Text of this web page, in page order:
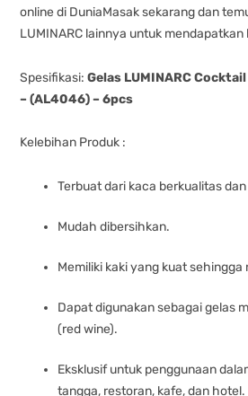
online di DuniaMasak sekarang dan
LUMINARC lainnya untuk
Spesifikasi: Gelas LUMINARC
– (AL4046) – 6pcs
Kelebihan Produk :
Terbuat dari kaca berkualitas
Mudah dibersihkan.
Memiliki kaki yang kuat sehingga
Dapat digunakan sebagai gelas
(red wine).
Eksklusif untuk penggunaan
tangga, restoran, kafe, dan hotel.